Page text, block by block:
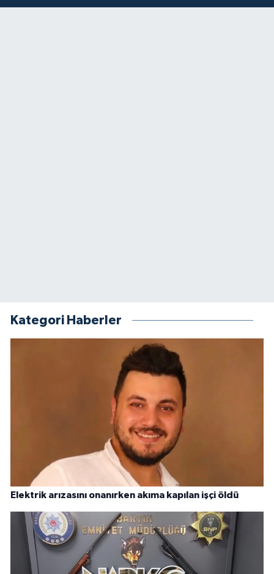
Kategori Haberler
Elektrik arızasını onanırken akıma kapılan işçi öldü